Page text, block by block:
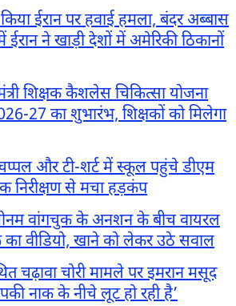
ईरान पर हवाई हमला, बंदर अब्बास
ईरान ने खाड़ी देशों में अमेरिकी ठिकानों
शिक्षक कैशलेस चिकित्सा योजना
27 का शुभारंभ, शिक्षकों को मिलेगा
चप्पल और टी-शर्ट में स्कूल पहुंचे डीएम
से मचा हड़कंप
वांगचुक के अनशन के बीच वायरल
वीडियो, खाने को लेकर उठे सवाल
चढ़ावा चोरी मामले पर इमरान मसूद
नाक के नीचे लूट हो रही है’